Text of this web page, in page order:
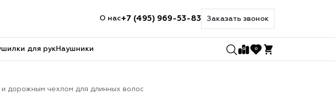
О нас+7 (495) 969-53-83 Заказать звонок
для рукНаушники 0 0
дорожным чехлом для длинных волос